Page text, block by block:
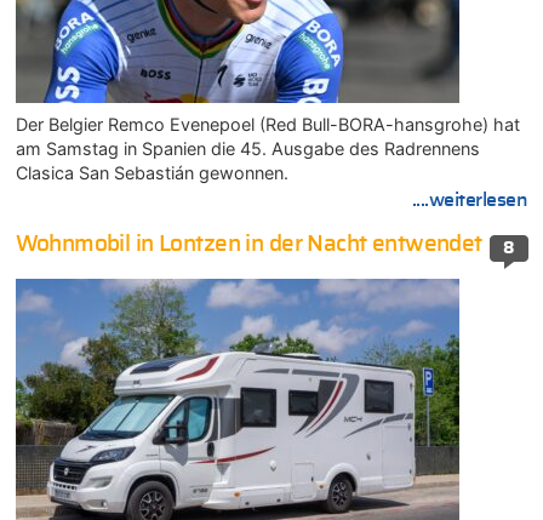
Der Belgier Remco Evenepoel (Red Bull-BORA-hansgrohe) hat
am Samstag in Spanien die 45. Ausgabe des Radrennens
Clasica San Sebastián gewonnen.
....weiterlesen
8
Wohnmobil in Lontzen in der Nacht entwendet